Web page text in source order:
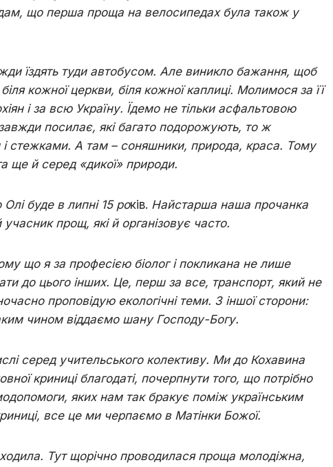
що перша проща на велосипедах була також у
їздять туди автобусом. Але виникло бажання, щоб
кожної церкви, біля кожної каплиці. Молимося за її
і за всю Україну. Їдемо не тільки асфальтовою
посилає, які багато подорожують, то ж
стежками. А там – соняшники, природа, краса. Тому
ще й серед «дикої» природи.
буде в липні 15 років. Найстарша наша прочанка
прощ, які й організовує часто.
що я за професією біолог і покликана не лише
до цього інших. Це, перш за все, транспорт, який не
проповідую екологічні теми. З іншої сторони:
чином віддаємо шану Господу-Богу.
серед учительського колективу. Ми до Кохавина
криниці благодаті, почерпнути того, що потрібно
яких нам так бракує поміж українським
все це ми черпаємо в Матінки Божої.
Тут щорічно проводилася проща молодіжна,